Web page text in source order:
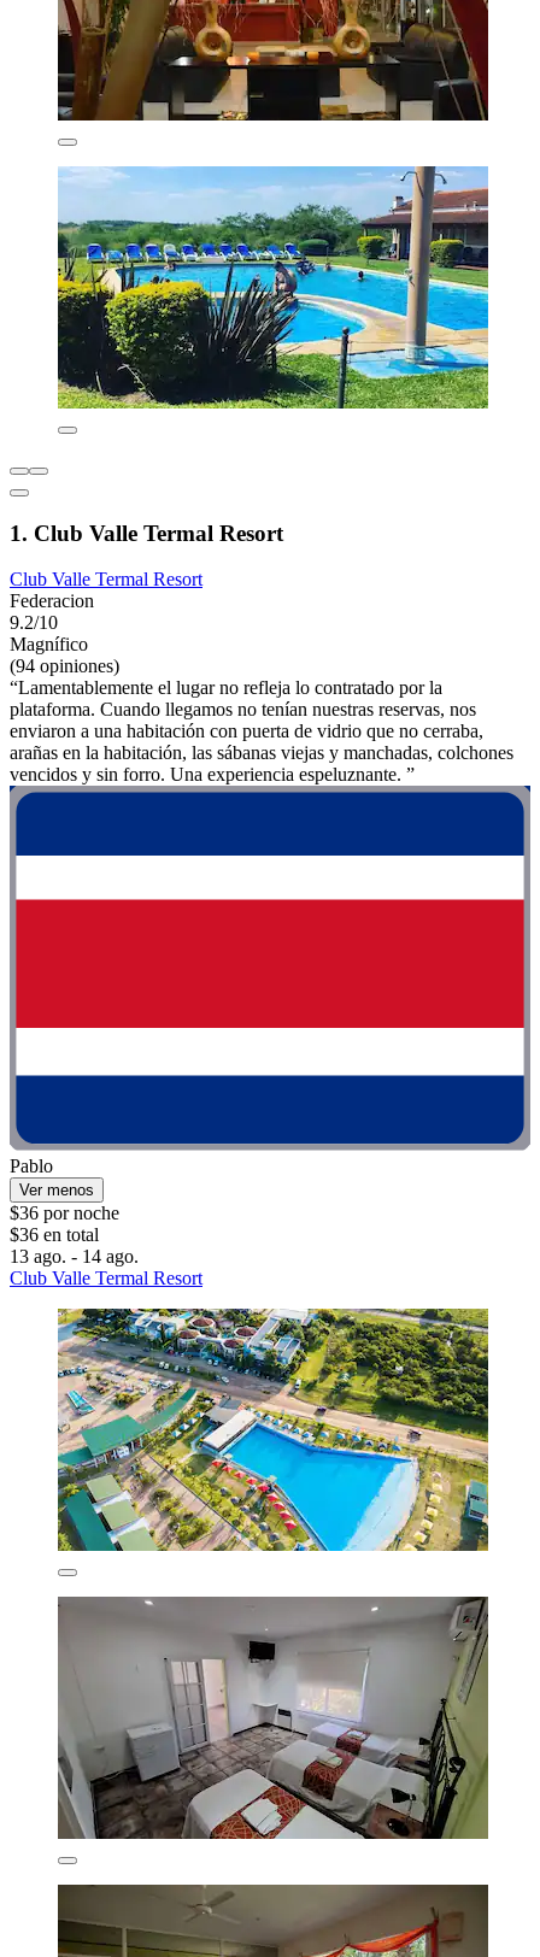
1. Club Valle Termal Resort
Club Valle Termal Resort
Federacion
9.2/10
Magnífico
(94 opiniones)
“Lamentablemente el lugar no refleja lo contratado por la
plataforma. Cuando llegamos no tenían nuestras reservas, nos
enviaron a una habitación con puerta de vidrio que no cerraba,
arañas en la habitación, las sábanas viejas y manchadas, colchones
vencidos y sin forro. Una experiencia espeluznante. ”
Pablo
Ver menos
$36 por noche
$36 en total
13 ago. - 14 ago.
Club Valle Termal Resort